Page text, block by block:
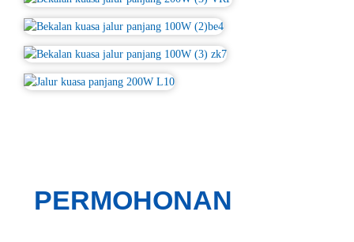
PERMOHONAN